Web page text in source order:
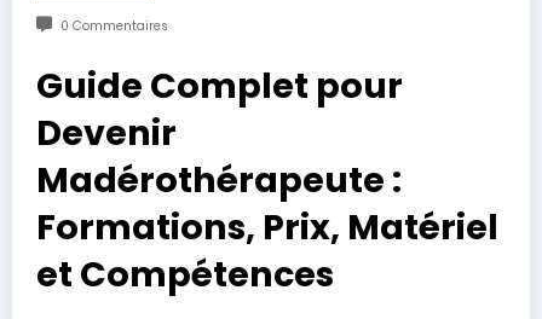
0 Commentaires
Guide Complet pour
Devenir
Madérothérapeute :
Formations, Prix, Matériel
et Compétences